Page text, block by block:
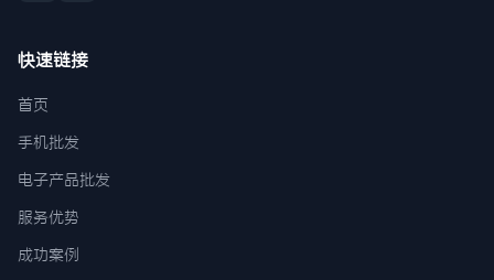
快速链接
首页
手机批发
电子产品批发
服务优势
成功案例